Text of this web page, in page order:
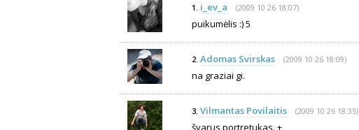
1. i_ev_a (2009 10 26 18:07)
puikumėlis :) 5
2. Adomas Svirskas (2009 10 26 18:09)
na graziai gi.
3. Vilmantas Povilaitis (2009 10 26 18:35)
švarus portretukas. +